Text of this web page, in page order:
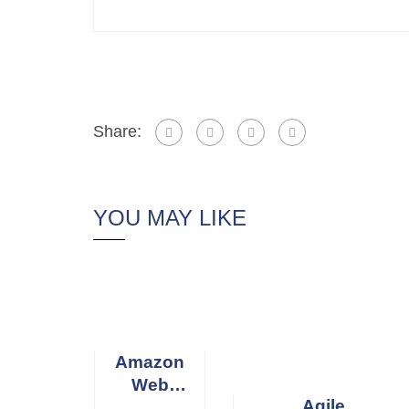
Share:
YOU MAY LIKE
Amazon
Web